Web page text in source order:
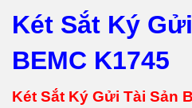
Két Sắt Ký
BEMC K1745
Két Sắt Ký Gửi Tài Sản